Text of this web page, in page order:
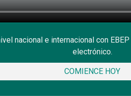
nacional e internacional con
electrónico.
COMIENCE HOY